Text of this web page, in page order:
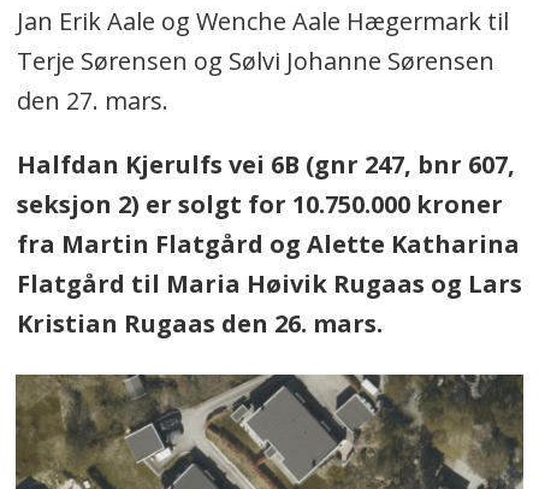
Jan Erik Aale og Wenche Aale Hægermark til
Terje Sørensen og Sølvi Johanne Sørensen
den 27. mars.
Halfdan Kjerulfs vei 6B (gnr 247, bnr 607,
seksjon 2) er solgt for 10.750.000 kroner
fra Martin Flatgård og Alette Katharina
Flatgård til Maria Høivik Rugaas og Lars
Kristian Rugaas den 26. mars.